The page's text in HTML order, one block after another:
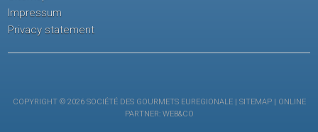
Impressum
Privacy statement
COPYRIGHT © 2026 SOCIÉTÉ DES GOURMETS EUREGIONALE | SITEMAP| ONLINE
PARTNER: WEB&CO